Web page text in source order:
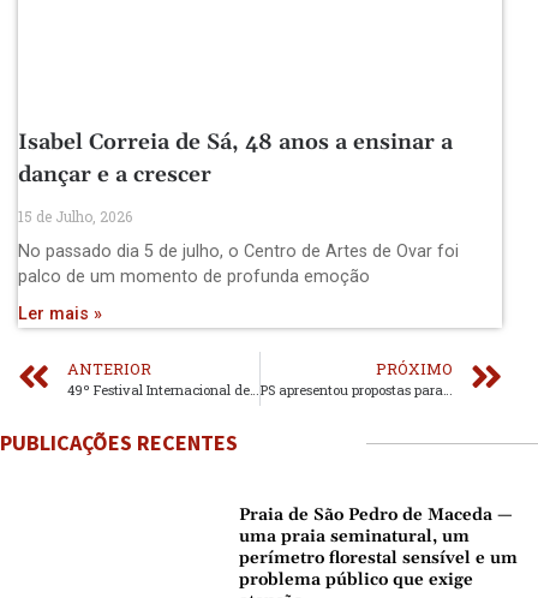
Isabel Correia de Sá, 48 anos a ensinar a
dançar e a crescer
15 de Julho, 2026
No passado dia 5 de julho, o Centro de Artes de Ovar foi
palco de um momento de profunda emoção
Ler mais »
ANTERIOR PRÓXIMO
PUBLICAÇÕES RECENTES
Praia de São Pedro de Maceda —
uma praia seminatural, um
perímetro florestal sensível e um
problema público que exige